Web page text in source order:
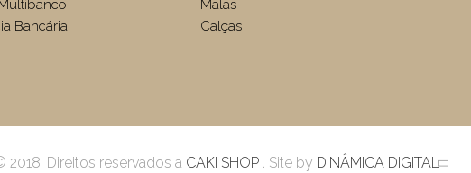
Bancária
Malas
Calças
Direitos reservados a CAKI SHOP . Site by DINÂMICA DIGITAL